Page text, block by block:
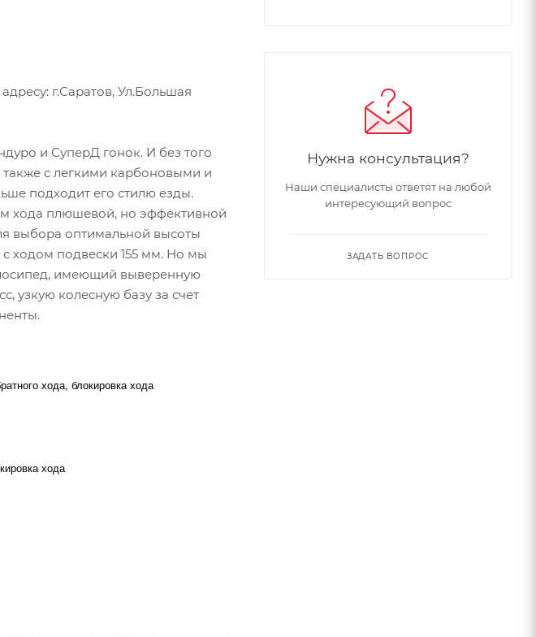
г.Саратов, Ул.Большая
и СуперД гонок. И без того
также с легкими карбоновыми и
подходит его стилю езды.
хода плюшевой, но эффективной
выбора оптимальной высоты
с ходом подвески 155 мм. Но мы
имеющий выверенную
узкую колесную базу за счет
хода, блокировка хода
хода
Нужна консультация?
Наши специалисты ответят на любой
интересующий вопрос
ЗАДАТЬ ВОПРОС